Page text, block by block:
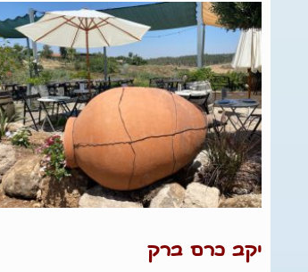
יקב כרם ברק